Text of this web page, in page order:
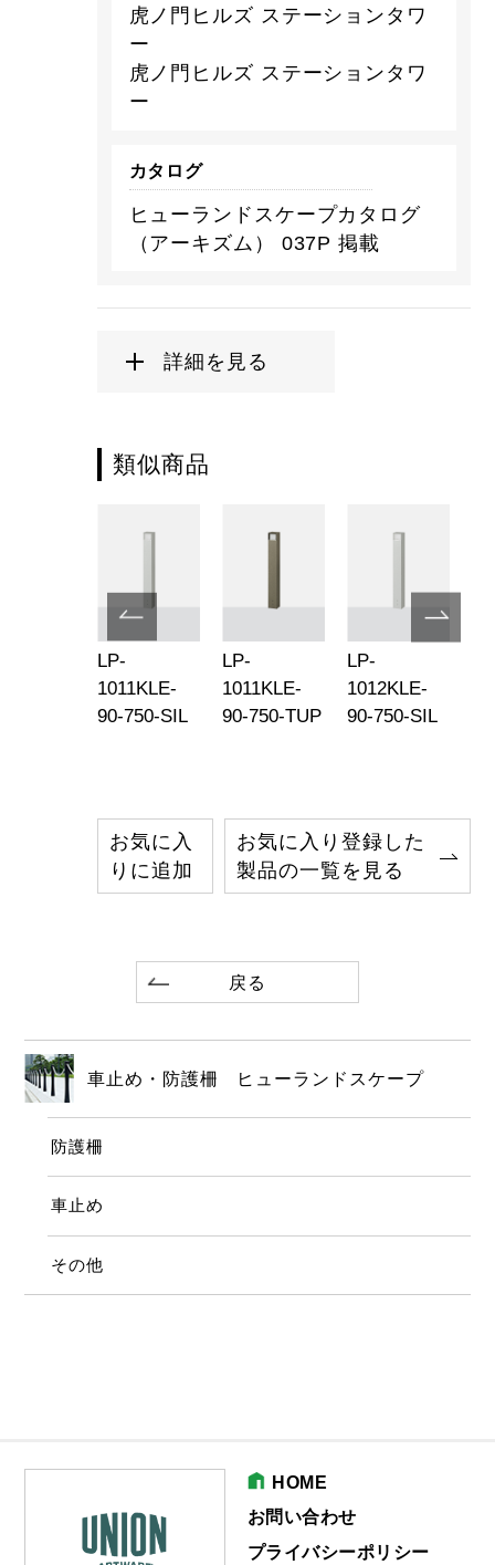
虎ノ門ヒルズ ステーションタワ
ー
虎ノ門ヒルズ ステーションタワ
ー
カタログ
ヒューランドスケープカタログ
（アーキズム） 037P 掲載
詳細を見る
類似商品
LP-
1011KLE-
90-750-SIL
LP-
1011KLE-
90-750-TUP
LP-
1012KLE-
90-750-SIL
お気に入
りに追加
お気に入り登録した
製品の一覧を見る
戻る
車止め・防護柵 ヒューランドスケープ
防護柵
車止め
その他
HOME
お問い合わせ
プライバシーポリシー